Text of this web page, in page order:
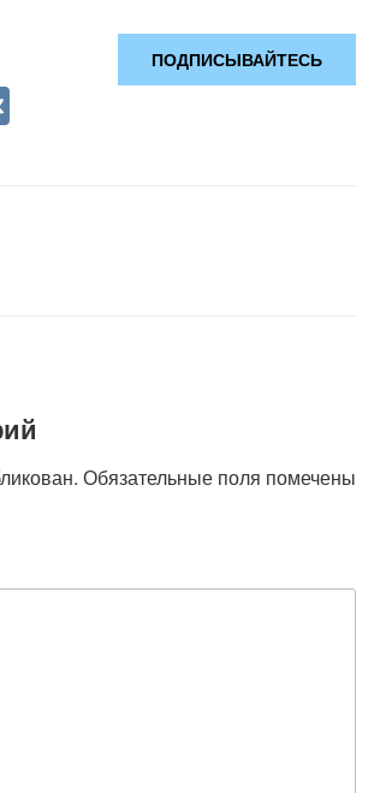
ПОДПИСЫВАЙТЕСЬ
Обязательные поля помечены